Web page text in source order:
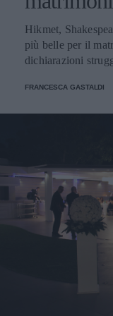
Hikmet,
più belle per il
dichiarazioni
FRANCESCA GASTALDI